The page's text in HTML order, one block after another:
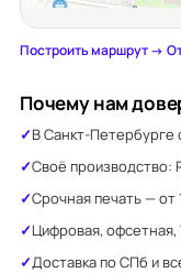
Построить маршрут →·
Почему нам
В Санкт-Петербурге
Своё производство:
Срочная печать — от
Цифровая, офсетная,
Доставка по СПб и